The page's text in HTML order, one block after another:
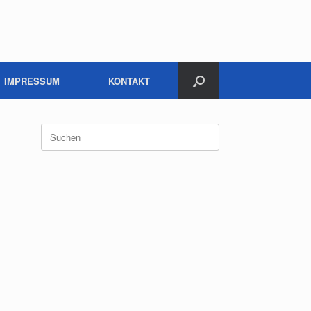
IMPRESSUM KONTAKT
Suchen
nach: